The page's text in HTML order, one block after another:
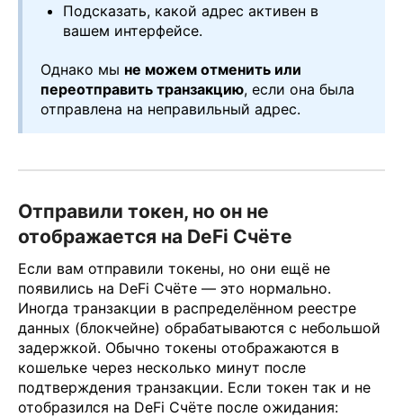
Подсказать, какой адрес активен в
вашем интерфейсе.
Однако мы не можем отменить или
переотправить транзакцию, если она была
отправлена на неправильный адрес.
Отправили токен, но он не
отображается на DeFi Счёте
Если вам отправили токены, но они ещё не
появились на DeFi Счёте — это нормально.
Иногда транзакции в распределённом реестре
данных (блокчейне) обрабатываются с небольшой
задержкой. Обычно токены отображаются в
кошельке через несколько минут после
подтверждения транзакции. Если токен так и не
отобразился на DeFi Счёте после ожидания: